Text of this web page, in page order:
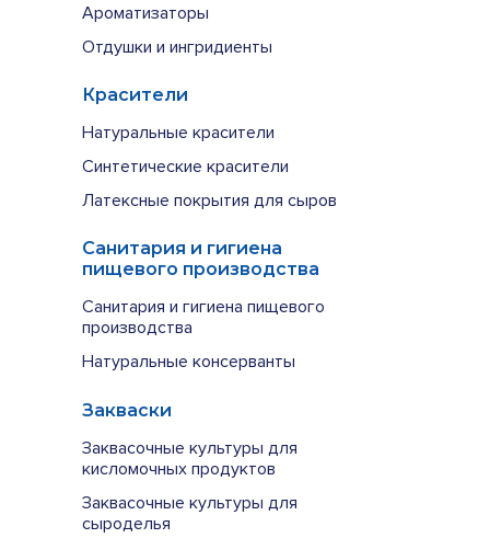
Ароматизаторы
Отдушки и ингридиенты
Натуральные красители
Синтетические красители
Латексные покрытия для сыров
Санитария и гигиена пищевого
производства
Натуральные консерванты
Заквасочные культуры для
кисломочных продуктов
Заквасочные культуры для
сыроделья
Красители
Санитария и гигиена
пищевого производства
Закваски